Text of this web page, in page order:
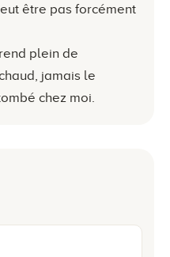
être pas forcément
plein de
jamais le
chez moi.